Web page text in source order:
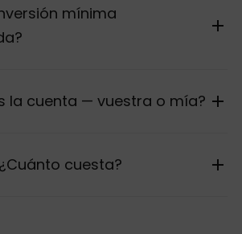
mínima
la cuenta — vuestra o mía?
¿Cuánto cuesta?